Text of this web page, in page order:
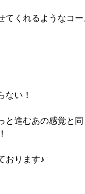
てくれるようなコ
ない！
進むあの感覚と同
おります♪